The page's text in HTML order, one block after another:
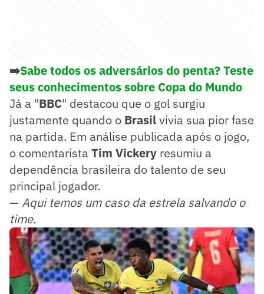
➡️Sabe todos os adversários do penta? Teste
seus conhecimentos sobre Copa do Mundo
Já a "BBC" destacou que o gol surgiu
justamente quando o Brasilvivia sua pior fase
na partida. Em análise publicada após o jogo,
o comentarista Tim Vickery resumiu a
dependência brasileira do talento de seu
principal jogador.
— Aqui temos um caso da estrela salvando o
time.